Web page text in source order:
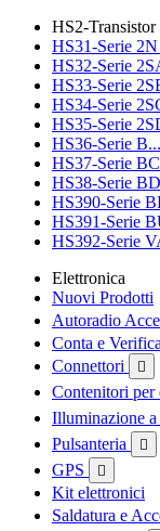
HS2-Transistor
HS31-Serie 2N
HS32-Serie
HS33-Serie
HS34-Serie
HS35-Serie
HS36-Serie
HS37-Serie
HS38-Serie
HS390-Serie
HS391-Serie
HS392-Serie
Elettronica
Nuovi Prodotti
Autoradio
Conta e
Connettori

Contenitori per
Illuminazione a
Pulsanteria 
GPS 
Kit elettronici
Saldatura e